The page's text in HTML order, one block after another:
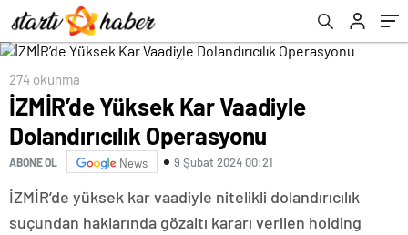
274 okunma
İZMİR’de Yüksek Kar Vaadiyle
Dolandırıcılık Operasyonu
ABONE OL News 9 Şubat 2024 00:21
İZMİR’de yüksek kar vaadiyle nitelikli dolandırıcılık
suçundan haklarında gözaltı kararı verilen holding